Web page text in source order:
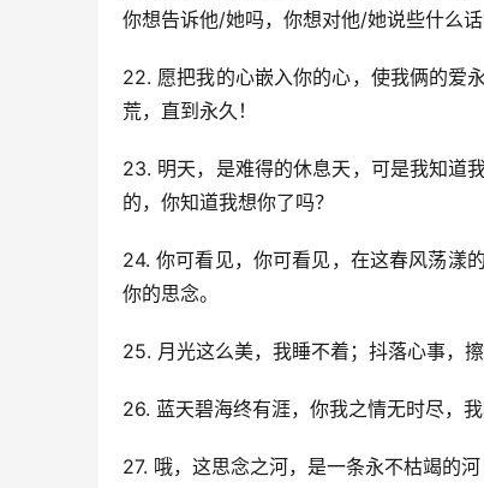
你想告诉他/她吗，你想对他/她说些什么
22. 愿把我的心嵌入你的心，使我俩的爱
荒，直到永久！
23. 明天，是难得的休息天，可是我知道
的，你知道我想你了吗？
24. 你可看见，你可看见，在这春风荡漾
你的思念。
25. 月光这么美，我睡不着；抖落心事，
26. 蓝天碧海终有涯，你我之情无时尽，
27. 哦，这思念之河，是一条永不枯竭的